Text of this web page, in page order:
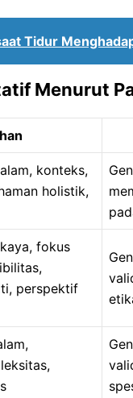
Tidur
Menurut
konteks,
holistik,
fokus
perspektif